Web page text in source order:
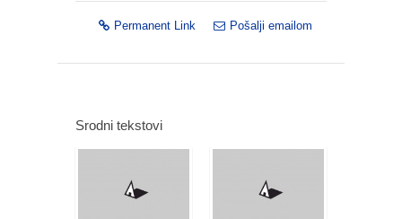
Permanent Link Pošalji emailom
Srodni tekstovi